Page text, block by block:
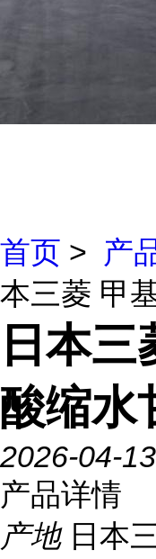
首页 > 产
本三菱 甲
日本
酸缩水
2026-04-13
产品详情
产地 日本